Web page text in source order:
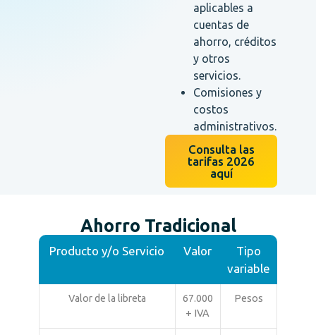
aplicables a
cuentas de
ahorro, créditos
y otros
servicios.
Comisiones y
costos
administrativos.
Consulta las
tarifas 2026
aquí
Ahorro Tradicional
Producto y/o Servicio Valor
Tipo
variable
Valor de la libreta
67.000
+ IVA
Pesos